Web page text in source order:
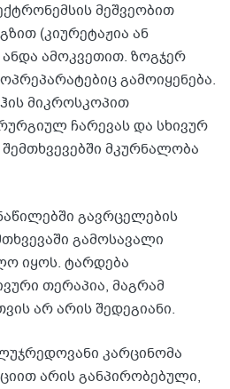
მეშვეობით
(კიურეტაჟია ან
ამოკვეთით. ზოგჯერ
გამოიყენება.
მიკროსკოპით
ჩარევას და სხივურ
მკურნალობა
გავრცელების
გამოსავალი
იყოს. ტარდება
თერაპია, მაგრამ
არ არის შედეგიანი.
კარცინომა
არის განპირობებული,